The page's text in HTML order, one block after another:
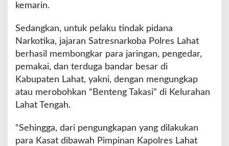
kemarin.
Sedangkan, untuk pelaku tindak pidana
Narkotika, jajaran Satresnarkoba Polres Lahat
berhasil membongkar para jaringan, pengedar,
pemakai, dan terduga bandar besar di
Kabupaten Lahat, yakni, dengan mengungkap
atau merobohkan “Benteng Takasi” di Kelurahan
Lahat Tengah.
“Sehingga, dari pengungkapan yang dilakukan
para Kasat dibawah Pimpinan Kapolres Lahat